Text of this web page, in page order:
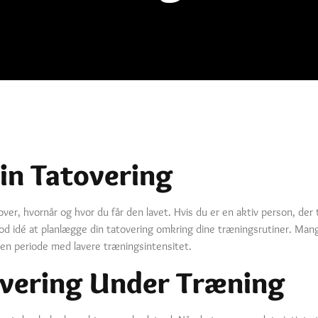
Tatovering
hvornår og hvor du får den lavet. Hvis du er en aktiv person,
idé at planlægge din tatovering omkring dine træningsrutiner.
periode med lavere træningsintensitet.
Under Træning